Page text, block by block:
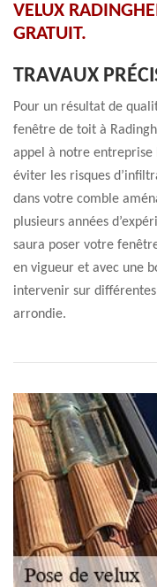
VELUX
GRATUIT.
TRAVAUX
Pour un résultat de
fenêtre de toit à
appel à notre entreprise
éviter les risques
dans votre comble
plusieurs années
saura poser votre
en vigueur et avec une
intervenir sur
arrondie.